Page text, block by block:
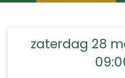
zaterdag 28